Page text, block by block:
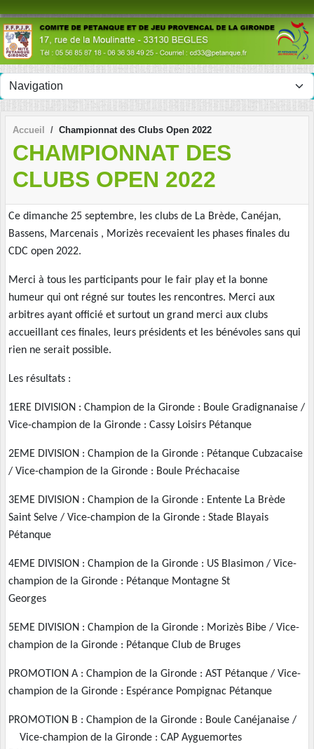
Accueil Championnat des Clubs Open 2022
CHAMPIONNAT DES
CLUBS OPEN 2022
Ce dimanche 25 septembre, les clubs de La Brède, Canéjan,
Bassens, Marcenais , Morizès recevaient les phases finales du
CDC open 2022.
Merci à tous les participants pour le fair play et la bonne
humeur qui ont régné sur toutes les rencontres. Merci aux
arbitres ayant officié et surtout un grand merci aux clubs
accueillant ces finales, leurs présidents et les bénévoles sans qui
rien ne serait possible.
Les résultats :
1ERE DIVISION : Champion de la Gironde : Boule Gradignanaise /
Vice-champion de la Gironde : Cassy Loisirs Pétanque
2EME DIVISION : Champion de la Gironde : Pétanque Cubzacaise
/ Vice-champion de la Gironde : Boule Préchacaise
3EME DIVISION : Champion de la Gironde : Entente La Brède
Saint Selve / Vice-champion de la Gironde : Stade Blayais
Pétanque
4EME DIVISION : Champion de la Gironde : US Blasimon / Vice-
champion de la Gironde : Pétanque Montagne St
Georges
5EME DIVISION : Champion de la Gironde : Morizès Bibe / Vice-
champion de la Gironde : Pétanque Club de Bruges
PROMOTION A : Champion de la Gironde : AST Pétanque / Vice-
champion de la Gironde : Espérance Pompignac Pétanque
PROMOTION B : Champion de la Gironde : Boule Canéjanaise /
Vice-champion de la Gironde : CAP Ayguemortes